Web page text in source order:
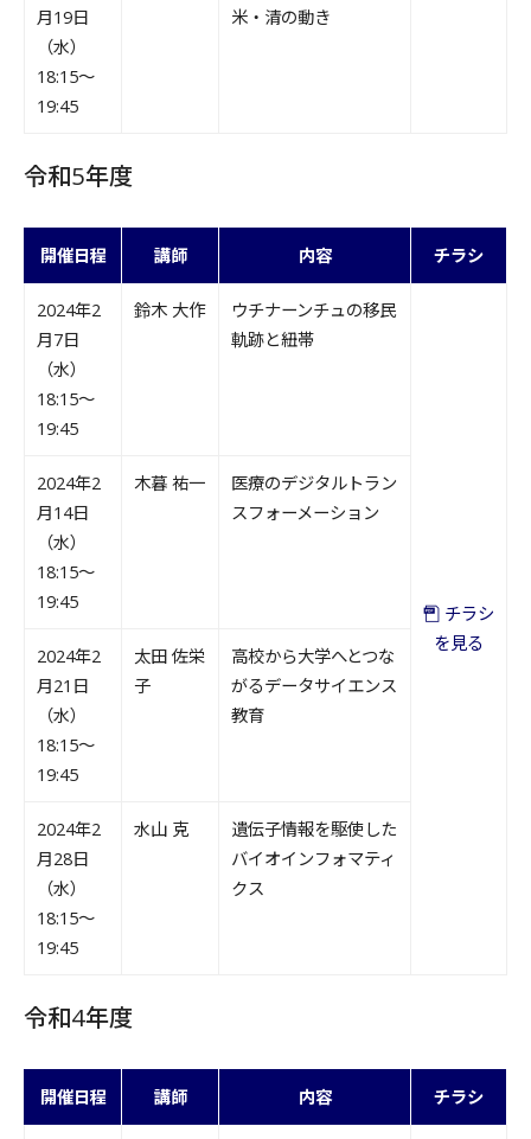
月19日
（水）
18:15～
19:45
米・清の動き
令和5年度
開催日程 講師 内容 チラシ
2024年2
月7日
（水）
18:15～
19:45
鈴木 大作
ウチナーンチュの移民
軌跡と紐帯
チラシ
を見る
2024年2
月14日
（水）
18:15～
19:45
木暮 祐一
医療のデジタルトラン
スフォーメーション
2024年2
月21日
（水）
18:15～
19:45
太田 佐栄
子
高校から大学へとつな
がるデータサイエンス
教育
2024年2
月28日
（水）
18:15～
19:45
水山 克
遺伝子情報を駆使した
バイオインフォマティ
クス
令和4年度
開催日程 講師 内容 チラシ